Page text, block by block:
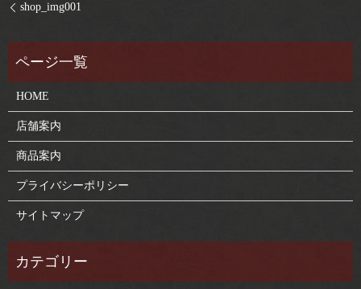
shop_img001
HOME
店舗案内
商品案内
プライバシーポリシー
サイトマップ